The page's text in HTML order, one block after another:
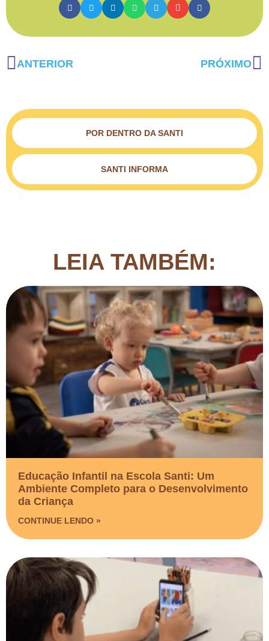
POR DENTRO DA SANTI
SANTI INFORMA
ANTERIOR PRÓXIMO
LEIA TAMBÉM:
Educação Infantil na Escola Santi: Um
Ambiente Completo para o Desenvolvimento
da Criança
CONTINUE LENDO »